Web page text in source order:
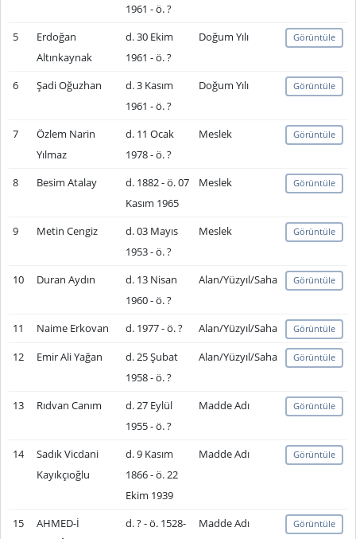
1961 - ö. ?
5
Erdoğan
Altınkaynak
d. 30 Ekim
1961 - ö. ?
Doğum Yılı Görüntüle
6 Şadi Oğuzhan
d. 3 Kasım
1961 - ö. ?
Doğum Yılı Görüntüle
7
Özlem Narin
Yılmaz
d. 11 Ocak
1978 - ö. ?
Meslek Görüntüle
8 Besim Atalay
d. 1882 - ö. 07
Kasım 1965
Meslek Görüntüle
9 Metin Cengiz
d. 03 Mayıs
1953 - ö. ?
Meslek Görüntüle
10 Duran Aydın
d. 13 Nisan
1960 - ö. ?
Alan/Yüzyıl/Saha Görüntüle
11 Naime Erkovan d. 1977 - ö. ? Alan/Yüzyıl/Saha Görüntüle
12 Emir Ali Yağan
d. 25 Şubat
1958 - ö. ?
Alan/Yüzyıl/Saha Görüntüle
13 Rıdvan Canım
d. 27 Eylül
1955 - ö. ?
Madde Adı Görüntüle
14
Sadık Vicdani
Kayıkçıoğlu
d. 9 Kasım
1866 - ö. 22
Ekim 1939
Madde Adı Görüntüle
15
AHMED-İ
d. ? - ö. 1528-
Madde Adı Görüntüle